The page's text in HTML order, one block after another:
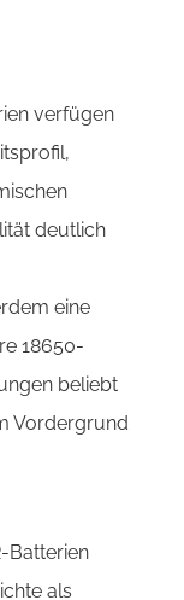
verfügen
deutlich
eine
18650-
beliebt
Vordergrund
Batterien
als